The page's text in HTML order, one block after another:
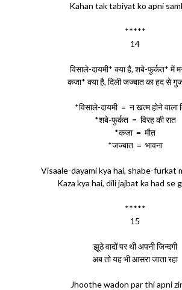
Kahan tak tabiyat ko apni
*****
14
विसाले-दायमी* क्या है, शबे-फुर्कत* में
कजा* क्या है, दिली जज्बात का हद से
*विसाले-दायमी = न खत्म होने वाला
*शबे-फुर्कत = विरह की रात
*कजा = मौत
*जज्बात = भावना
Visaale-dayami kya hai, shabe-furkat
Kaza kya hai, dili jajbat ka had se
*****
15
झूठे वादों पर थी अपनी जिन्दगी
अब तो यह भी आसरा जाता रहा
Jhoothe wadon par thi apni